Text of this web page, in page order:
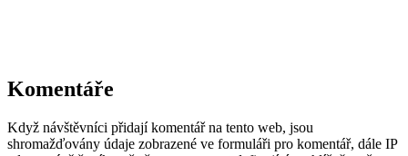
Komentáře
Když návštěvníci přidají komentář na tento web, jsou
shromažďovány údaje zobrazené ve formuláři pro komentář, dále IP